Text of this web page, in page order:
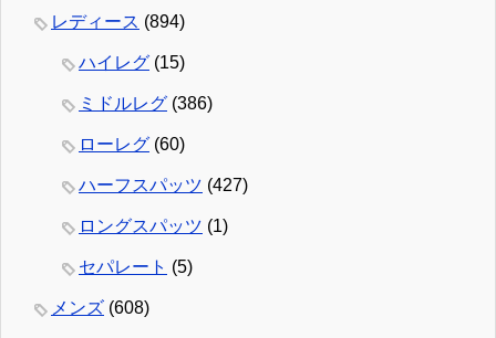
レディース (894)
ハイレグ (15)
ミドルレグ (386)
ローレグ (60)
ハーフスパッツ (427)
ロングスパッツ (1)
セパレート (5)
メンズ (608)